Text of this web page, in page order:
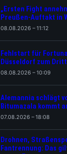
„Ersten Fight
Preußen-Auftakt in
08.08.2026 – 11:12
Fehlstart für
Düsseldorf zum
08.08.2026 – 10:09
Alemannia schlägt
Bitumazala kommt
07.08.2026 – 18:08
Drohnen,
Fantrennung: Das